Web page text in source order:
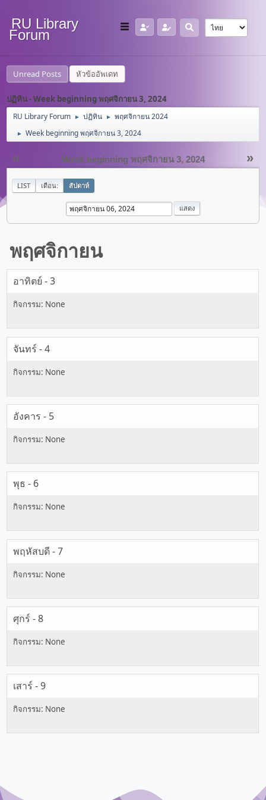
RU Library
Forum
Unread Posts หัวข้ออัพเดท
ปฏิทิน - Week beginning พฤศจิกายน 3, 2024
RU Library Forum ► ปฏิทิน ► พฤศจิกายน 2024
► Week beginning พฤศจิกายน 3, 2024
« »
Week beginning พฤศจิกายน 3, 2024
LIST เดือน: สัปดาห์
พฤศจิกายน
อาทิตย์ - 3
จันทร์ - 4
อังคาร - 5
พุธ - 6
พฤหัสบดี - 7
ศุกร์ - 8
เสาร์ - 9